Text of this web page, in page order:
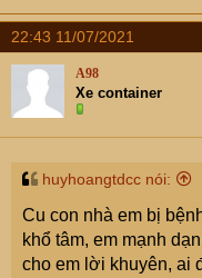
22:43 11/07/2021
A98
Xe container
huyhoangtdcc nói:
Cu con nhà em bị
khổ tâm, em mạnh
cho em lời khuyên, ai